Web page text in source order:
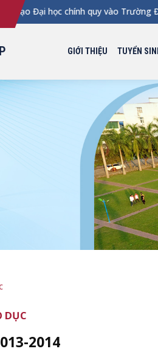
Đại học chính quy vào Trường
GIỚI THIỆU TUYỂN
DỤC
2014